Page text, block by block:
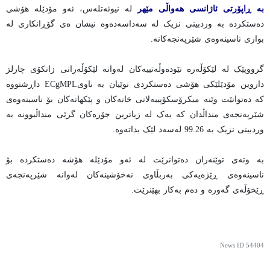
بە ڕاپۆرتی ئاژانسی هەواڵی مێهر
لە نیوئەتلەس، ئەو مۆدێلە هۆشی
دەستکردە بە وردبینی نزیک لە سەداسەدەوە نیشان ەی گۆڕانکاری لە
بواری ناسینەوەی شێرپەنجەکانە.
گرووپێک لە لێکۆڵەرە نێودەوڵەتییەکان لەوانە لێکۆڵەرانی زانکۆی چارلز
داروین مۆدێلێکی هۆشی دەستکردی نوێیان بە ناویECgMPL داڕشتووە
کە دەتوانێت وێنە میکرۆسکۆپییەلانی خانەکان و پێکهاتەکان بۆ ناسینەوەی
شێرپەنجەی منداڵدان کە یەک لە زیاترین جۆرەکان گرێی منداڵبوونە بە
وردبینی نزیک بە 99.26 لەسەد لێک بداتەوە.
بە وتەی توێنەران دەتوانرێت لە ئەو مۆدێلە هۆشە دەستکردە بۆ
ناسینەوەی ڕێژەیەکی بەربڵاوی نەخۆشینەکان لەوانە شێرپەنجەی
ڕێخۆڵەی گەورە و دەم بەکار بهێنرێت.
News ID 54404